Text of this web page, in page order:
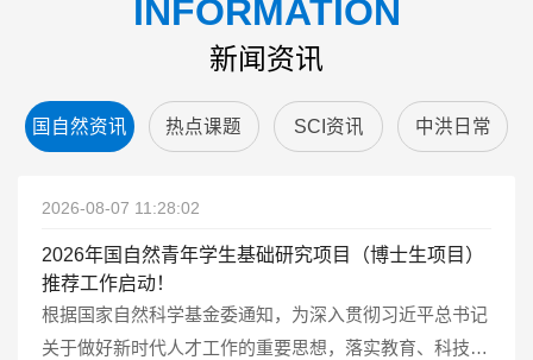
INFORMATION
新闻资讯
国自然资讯 热点课题 SCI资讯 中洪日常
2026-08-07 11:28:02
2026年国自然青年学生基础研究项目（博士生项目）
推荐工作启动！
根据国家自然科学基金委通知，为深入贯彻习近平总书记
关于做好新时代人才工作的重要思想，落实教育、科技、